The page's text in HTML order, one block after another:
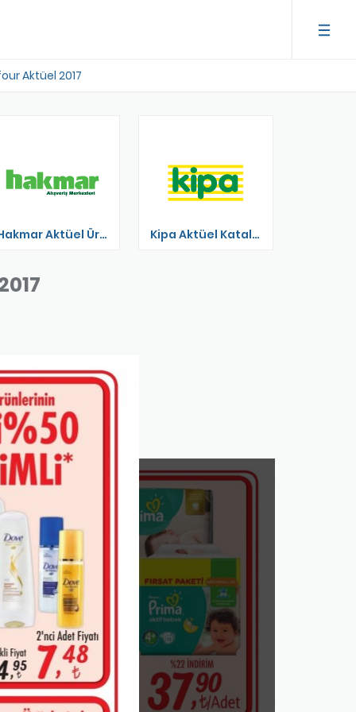
Aktüel 2017
Hakmar Aktüel Ürünler Kipa Aktüel Katalog